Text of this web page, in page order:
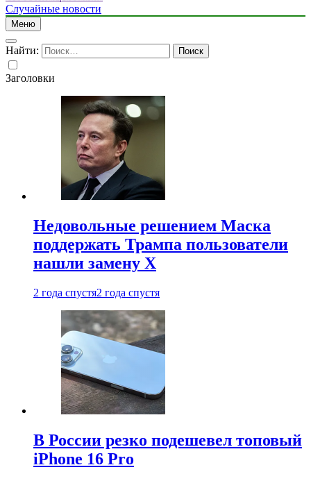
Случайные новости
Меню
Найти:
Заголовки
Недовольные решением Маска
поддержать Трампа пользователи
нашли замену X
2 года спустя2 года спустя
В России резко подешевел топовый
iPhone 16 Pro